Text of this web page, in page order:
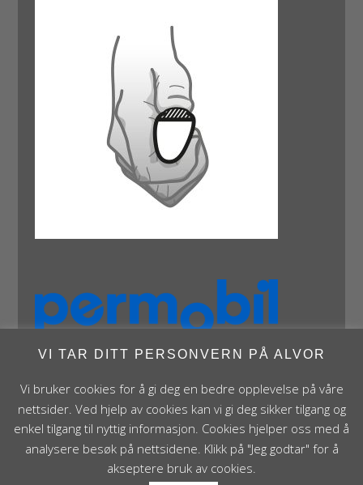
Panthera Norge AS • Røykenveien 142A • NO - 1386
Asker • Norge • post@panthera.no • Tlf: 90 24 55 55 •
VI TAR DITT PERSONVERN PÅ ALVOR
Vi bruker cookies for å gi deg en bedre opplevelse på våre
nettsider. Ved hjelp av cookies kan vi gi deg sikker tilgang og
enkel tilgang til nyttig informasjon. Cookies hjelper oss med å
analysere besøk på nettsidene. Klikk på "Jeg godtar" for å
akseptere bruk av cookies.